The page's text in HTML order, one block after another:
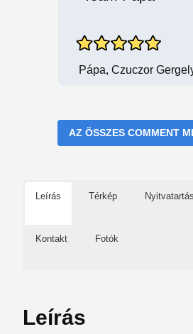
Pápa, Czuczor
AZ ÖSSZES COMMENT
Leírás Térkép Nyitvatartás
Kontakt Fotók
Leírás